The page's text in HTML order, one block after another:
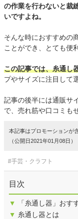
の作業を行わないと裁
いですよね。
そんな時におすすめの
ことができ、とても便
この記事では、糸通し
プやサイズに注目して
記事の後半には通販サ
で、売れ筋や口コミも
本記事はプロモーションが
（公開日2021年01月08日）
#手芸・クラフト
目次
▼
「糸通し器」おす
▼ 糸通し器とは